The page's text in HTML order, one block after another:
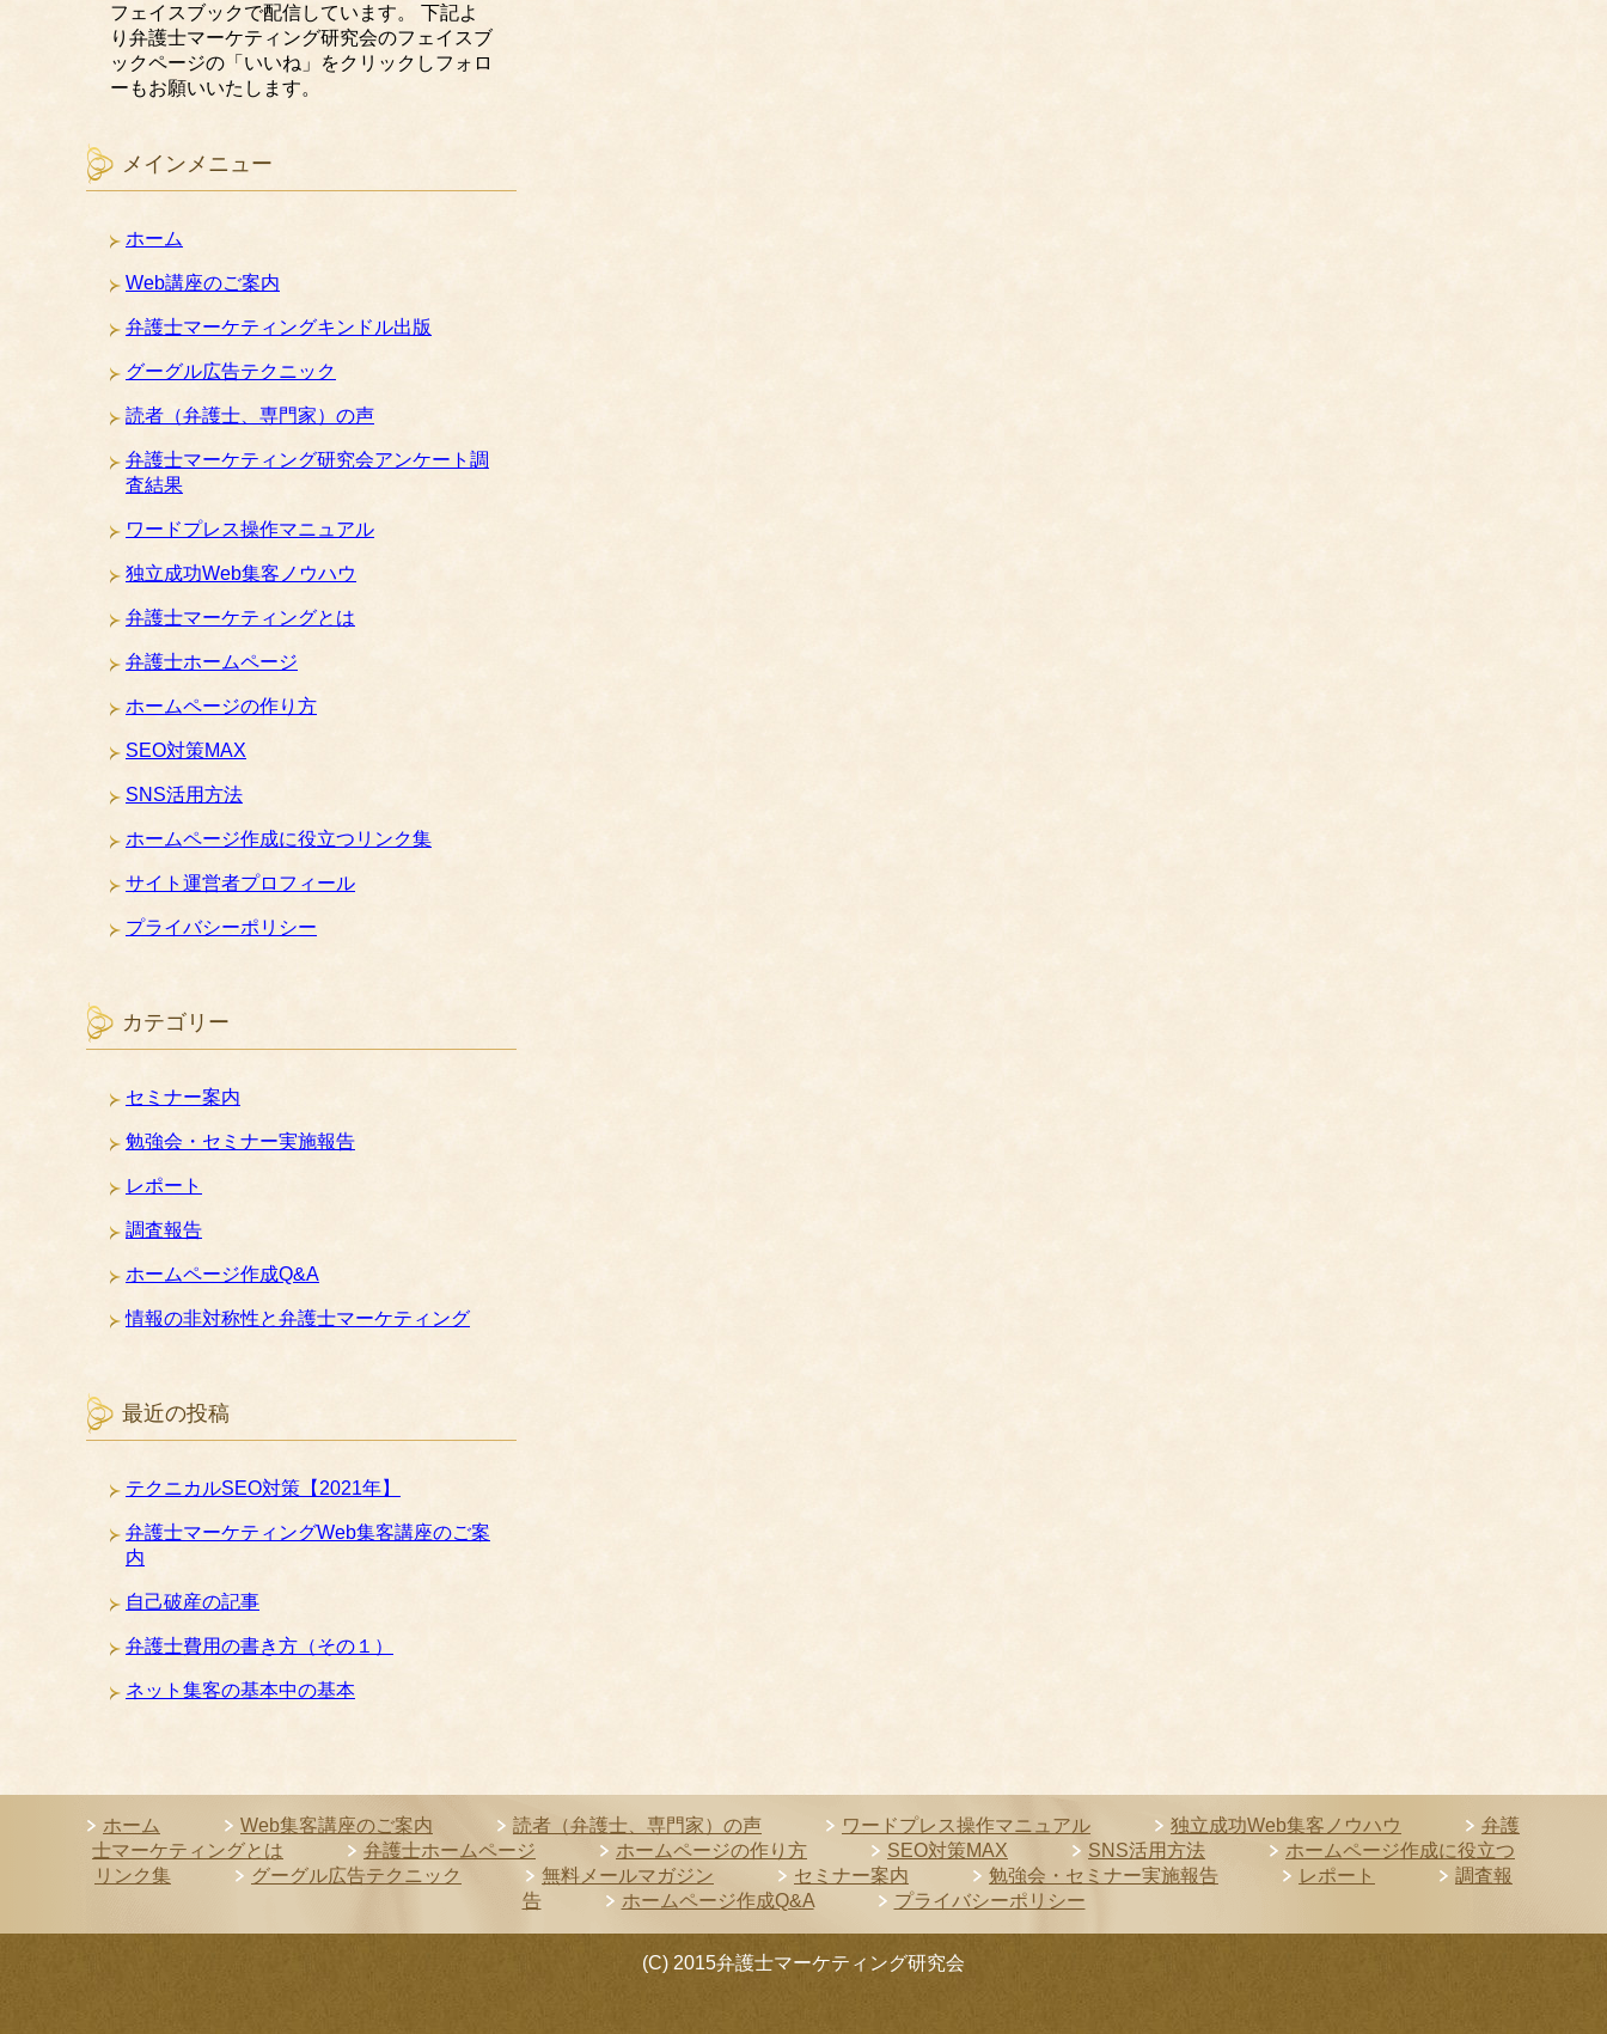
フェイスブックで配信しています。 下記よ
り弁護士マーケティング研究会のフェイスブ
ックページの「いいね」をクリックしフォロ
ーもお願いいたします。
メインメニュー
ホーム
Web講座のご案内
弁護士マーケティングキンドル出版
グーグル広告テクニック
読者（弁護士、専門家）の声
弁護士マーケティング研究会アンケート調
査結果
ワードプレス操作マニュアル
独立成功Web集客ノウハウ
弁護士マーケティングとは
弁護士ホームページ
ホームページの作り方
SEO対策MAX
SNS活用方法
ホームページ作成に役立つリンク集
サイト運営者プロフィール
プライバシーポリシー
カテゴリー
セミナー案内
勉強会・セミナー実施報告
レポート
調査報告
ホームページ作成Q&A
情報の非対称性と弁護士マーケティング
最近の投稿
テクニカルSEO対策【2021年】
弁護士マーケティングWeb集客講座のご案
内
自己破産の記事
弁護士費用の書き方（その１）
ネット集客の基本中の基本
ホーム Web集客講座のご案内 読者（弁護士、専門家）の声 ワードプレス操作マニュアル 独立成功Web集客ノウハウ
弁護
士マーケティングとは
弁護士ホームページ ホームページの作り方 SEO対策MAX SNS活用方法
ホームページ作成に役立つ
リンク集
グーグル広告テクニック 無料メールマガジン セミナー案内 勉強会・セミナー実施報告 レポート
調査報
告
ホームページ作成Q&A プライバシーポリシー
(C) 2015弁護士マーケティング研究会